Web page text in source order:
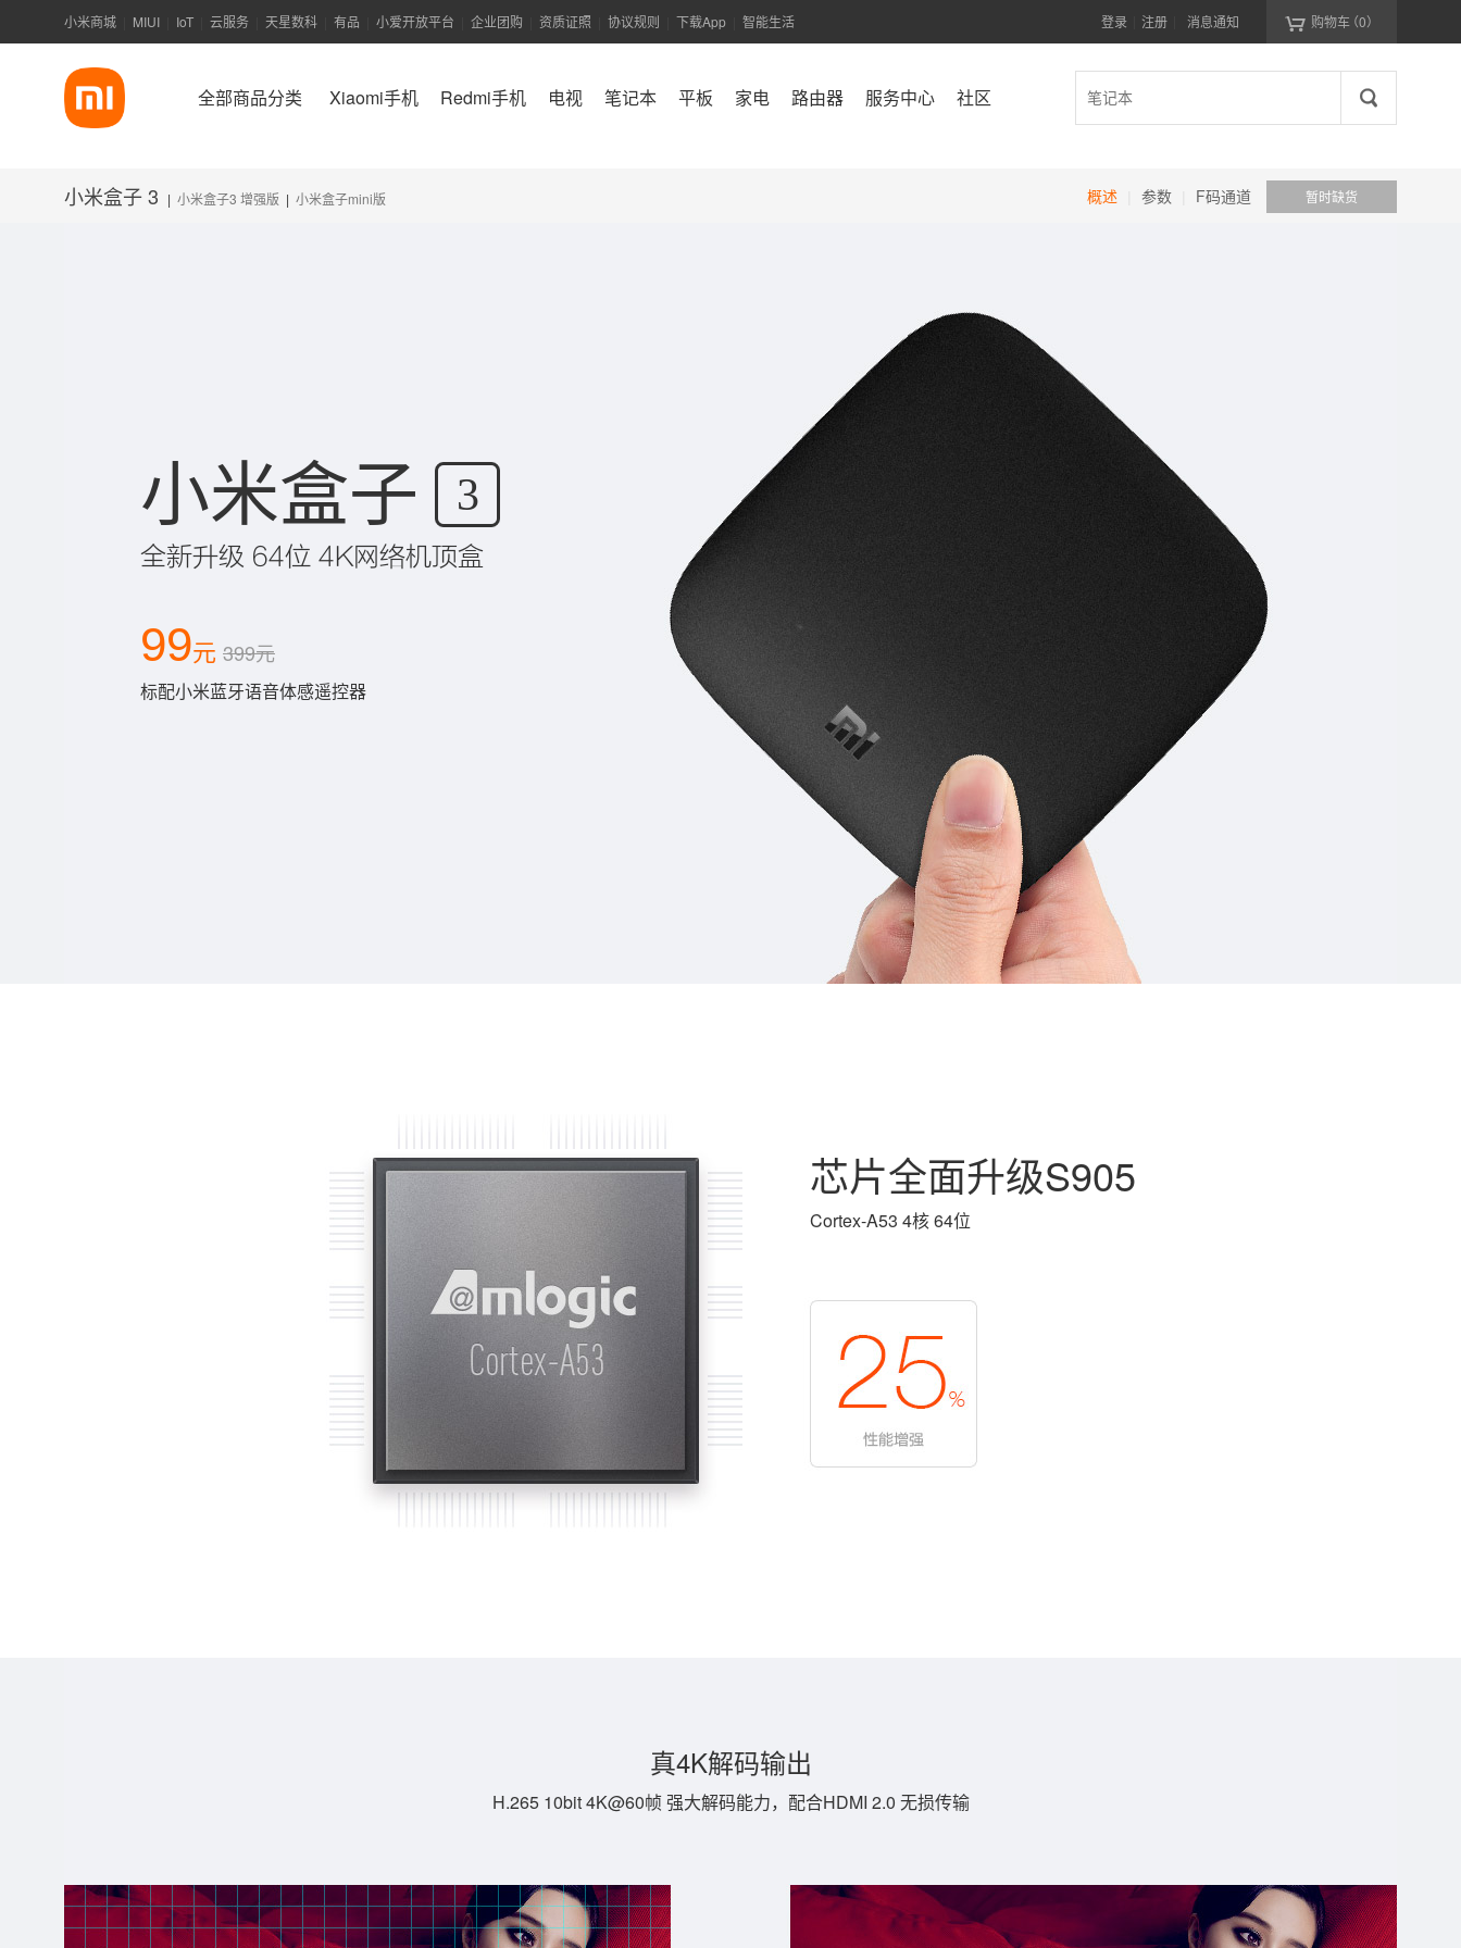
小米商城 MIUI IoT 云服务 天星数科 有品 小爱开放平台 企业团购 资质证照 协议规则 下载App 智能生活  购物车（0）
登录 注册 消息通知
全部商品分类 Xiaomi手机 Redmi手机 电视 笔记本 平板 家电 路由器 服务中心 社区
小米盒子 3 小米盒子3 增强版 小米盒子mini版 概述 参数 F码通道 暂时缺货
小米盒子 3
全新升级 64位 4K网络机顶盒
99元 399元
标配小米蓝牙语音体感遥控器
芯片全面升级S905
Cortex-A53 4核 64位
真4K解码输出
H.265 10bit 4K@60帧 强大解码能力，配合HDMI 2.0 无损传输